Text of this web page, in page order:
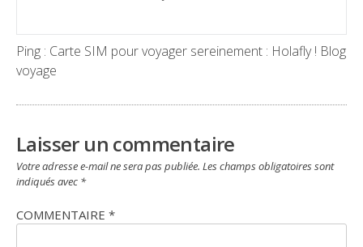
Ping : Carte SIM pour voyager sereinement : Holafly ! Blog
voyage
Laisser un commentaire
Votre adresse e-mail ne sera pas publiée. Les champs obligatoires sont
indiqués avec *
COMMENTAIRE *